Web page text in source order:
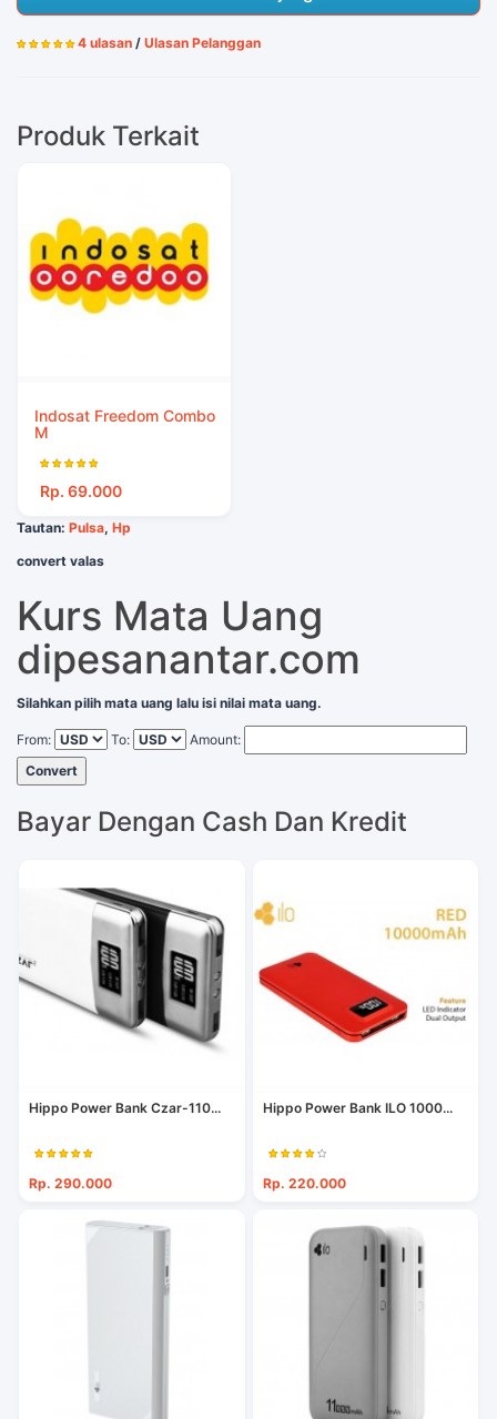
4 ulasan / Ulasan Pelanggan
Produk Terkait
Indosat Freedom Combo
M
Rp. 69.000
Tautan: Pulsa, Hp
convert valas
Kurs Mata Uang
dipesanantar.com
Silahkan pilih mata uang lalu isi nilai mata uang.
From: To:
Amount:
Convert
Bayar Dengan Cash Dan Kredit
Hippo Power Bank Czar-110...
Rp. 290.000
Hippo Power Bank ILO 1000...
Rp. 220.000